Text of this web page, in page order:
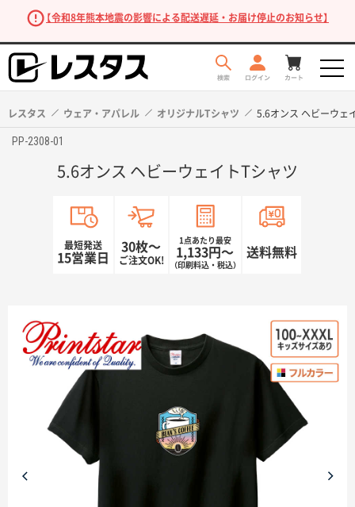
【令和8年熊本地震の影響による配送遅延・お届け停止のお知らせ】
商品カテゴリーから探す
レスタス ウェア・アパレル オリジナルTシャツ 5.6オンス ヘビーウェ
PP-2308-01
5.6オンス ヘビーウェイトTシャツ
最短発送
15営業日
30枚〜
ご注文OK!
1点あたり最安
1,133円〜
（印刷料込・税込）
送料無料